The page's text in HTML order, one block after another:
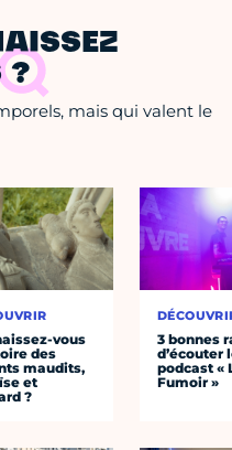
?
mais qui valent le
vous
des
maudits,
et
?
3 bonnes
d’écouter
podcast «
Fumoir »